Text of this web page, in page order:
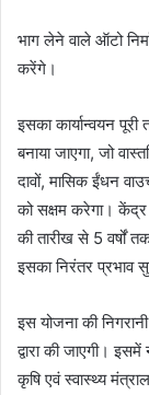
भाग लेने वाले ऑटो
करेंगे।
इसका कार्यान्वयन
बनाया जाएगा, जो
दावों, मासिक ईंधन
को सक्षम करेगा। केंद्र
की तारीख से 5 वर्षों
इसका निरंतर प्रभाव
इस योजना की
द्वारा की जाएगी।
कृषि एवं स्वास्थ्य